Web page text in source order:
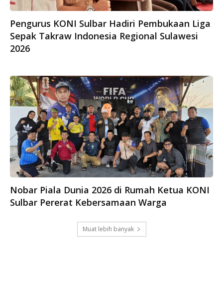
Pengurus KONI Sulbar Hadiri Pembukaan Liga
Sepak Takraw Indonesia Regional Sulawesi
2026
Nobar Piala Dunia 2026 di Rumah Ketua KONI
Sulbar Pererat Kebersamaan Warga
Muat lebih banyak